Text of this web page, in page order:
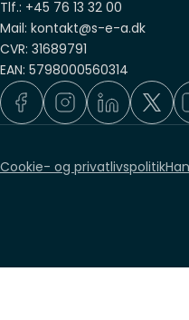
Tlf.: +45 76 13 32 00
Mail: kontakt@s-e-a.dk
CVR: 31689791
EAN: 5798000560314
Cookie- og privatlivspolitik